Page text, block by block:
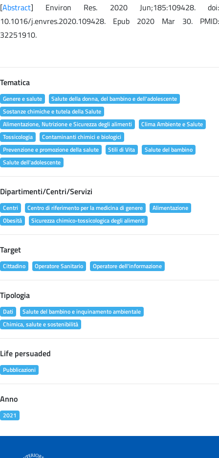
[Abstract] Environ Res. 2020 Jun;185:109428. doi:
10.1016/j.envres.2020.109428. Epub 2020 Mar 30. PMID:
32251910.
Tematica
Genere e salute
Salute della donna, del bambino e dell'adolescente
Sostanze chimiche e tutela della Salute
Alimentazione, Nutrizione e Sicurezza degli alimenti
Clima Ambiente e Salute
Tossicologia
Contaminanti chimici e biologici
Prevenzione e promozione della salute
Stili di Vita
Salute del bambino
Salute dell'adolescente
Dipartimenti/Centri/Servizi
Centri Centro di riferimento per la medicina di genere
Alimentazione
Obesità
Sicurezza chimico-tossicologica degli alimenti
Target
Cittadino Operatore Sanitario Operatore dell'informazione
Tipologia
Dati
Salute del bambino e inquinamento ambientale
Chimica, salute e sostenibilità
Life persuaded
Pubblicazioni
Anno
2021